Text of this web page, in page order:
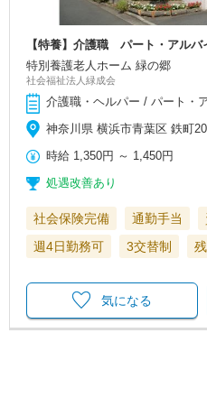
【特養】介護職 パート・アルバ
特別養護老人ホーム 緑の郷
社会福祉法人緑成会
介護職・ヘルパー / パート・
神奈川県 横浜市青葉区 鉄町
時給 1,350円 ～ 1,450円
処遇改善あり
社会保険完備 通勤手当
週4日勤務可
3交替制
気になる